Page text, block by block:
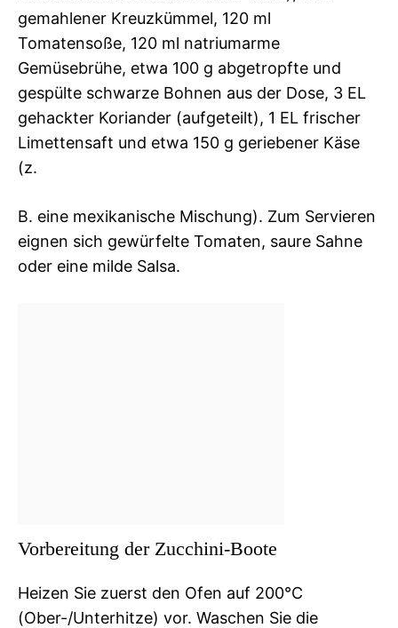
gemahlener Kreuzkümmel, 120 ml
Tomatensoße, 120 ml natriumarme
Gemüsebrühe, etwa 100 g abgetropfte und
gespülte schwarze Bohnen aus der Dose, 3 EL
gehackter Koriander (aufgeteilt), 1 EL frischer
Limettensaft und etwa 150 g geriebener Käse
(z.
B. eine mexikanische Mischung). Zum Servieren
eignen sich gewürfelte Tomaten, saure Sahne
oder eine milde Salsa.
Vorbereitung der Zucchini-Boote
Heizen Sie zuerst den Ofen auf 200°C
(Ober-/Unterhitze) vor. Waschen Sie die